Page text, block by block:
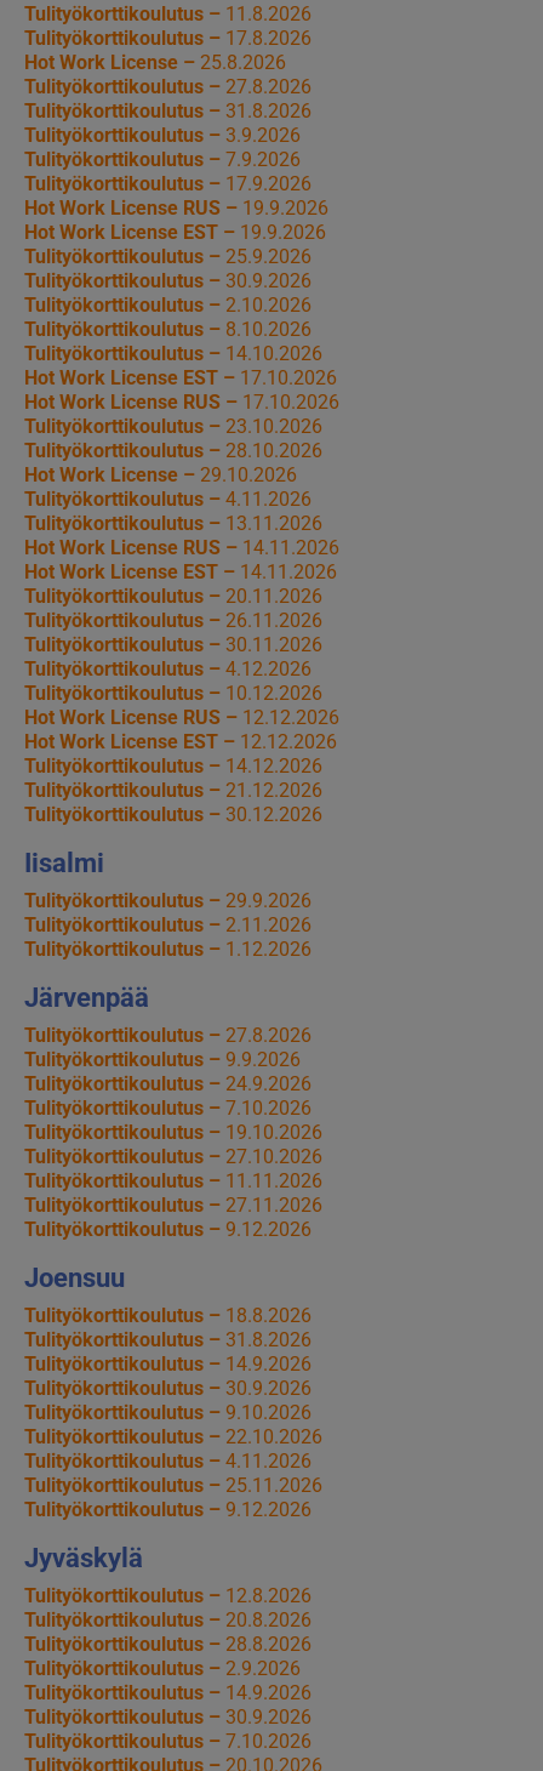
Tulityökorttikoulutus – 11.8.2026
Tulityökorttikoulutus – 17.8.2026
Hot Work License – 25.8.2026
Tulityökorttikoulutus – 27.8.2026
Tulityökorttikoulutus – 31.8.2026
Tulityökorttikoulutus – 3.9.2026
Tulityökorttikoulutus – 7.9.2026
Tulityökorttikoulutus – 17.9.2026
Hot Work License RUS – 19.9.2026
Hot Work License EST – 19.9.2026
Tulityökorttikoulutus – 25.9.2026
Tulityökorttikoulutus – 30.9.2026
Tulityökorttikoulutus – 2.10.2026
Tulityökorttikoulutus – 8.10.2026
Tulityökorttikoulutus – 14.10.2026
Hot Work License EST – 17.10.2026
Hot Work License RUS – 17.10.2026
Tulityökorttikoulutus – 23.10.2026
Tulityökorttikoulutus – 28.10.2026
Hot Work License – 29.10.2026
Tulityökorttikoulutus – 4.11.2026
Tulityökorttikoulutus – 13.11.2026
Hot Work License RUS – 14.11.2026
Hot Work License EST – 14.11.2026
Tulityökorttikoulutus – 20.11.2026
Tulityökorttikoulutus – 26.11.2026
Tulityökorttikoulutus – 30.11.2026
Tulityökorttikoulutus – 4.12.2026
Tulityökorttikoulutus – 10.12.2026
Hot Work License RUS – 12.12.2026
Hot Work License EST – 12.12.2026
Tulityökorttikoulutus – 14.12.2026
Tulityökorttikoulutus – 21.12.2026
Tulityökorttikoulutus – 30.12.2026
Iisalmi
Tulityökorttikoulutus – 29.9.2026
Tulityökorttikoulutus – 2.11.2026
Tulityökorttikoulutus – 1.12.2026
Järvenpää
Tulityökorttikoulutus – 27.8.2026
Tulityökorttikoulutus – 9.9.2026
Tulityökorttikoulutus – 24.9.2026
Tulityökorttikoulutus – 7.10.2026
Tulityökorttikoulutus – 19.10.2026
Tulityökorttikoulutus – 27.10.2026
Tulityökorttikoulutus – 11.11.2026
Tulityökorttikoulutus – 27.11.2026
Tulityökorttikoulutus – 9.12.2026
Joensuu
Tulityökorttikoulutus – 18.8.2026
Tulityökorttikoulutus – 31.8.2026
Tulityökorttikoulutus – 14.9.2026
Tulityökorttikoulutus – 30.9.2026
Tulityökorttikoulutus – 9.10.2026
Tulityökorttikoulutus – 22.10.2026
Tulityökorttikoulutus – 4.11.2026
Tulityökorttikoulutus – 25.11.2026
Tulityökorttikoulutus – 9.12.2026
Jyväskylä
Tulityökorttikoulutus – 12.8.2026
Tulityökorttikoulutus – 20.8.2026
Tulityökorttikoulutus – 28.8.2026
Tulityökorttikoulutus – 2.9.2026
Tulityökorttikoulutus – 14.9.2026
Tulityökorttikoulutus – 30.9.2026
Tulityökorttikoulutus – 7.10.2026
Tulityökorttikoulutus – 20.10.2026